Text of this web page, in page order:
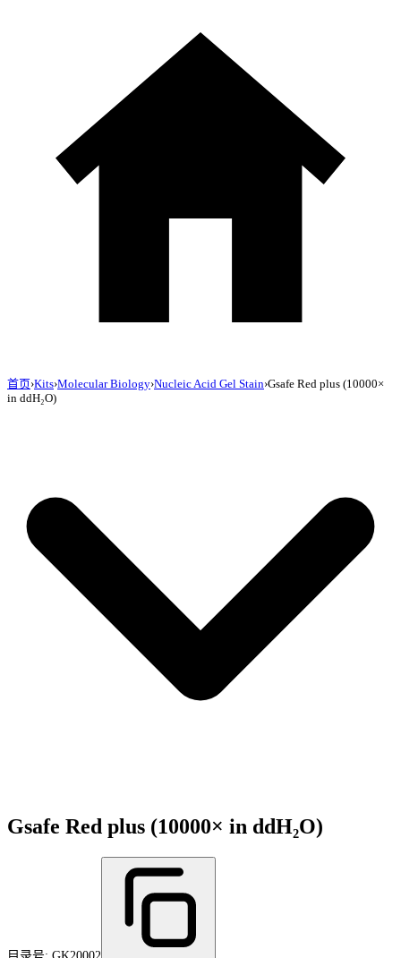
首页›Kits›Molecular Biology›Nucleic Acid Gel Stain›Gsafe Red plus (10000×
in ddH₂O)
Gsafe Red plus (10000× in ddH₂O)